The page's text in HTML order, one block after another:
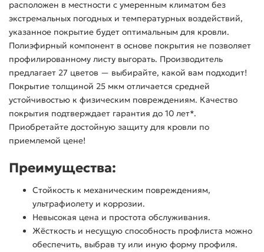
расположен в местности с умеренным климатом без
экстремальных погодных и температурных воздействий,
указанное покрытие будет оптимальным для кровли.
Полиэфирный компонент в основе покрытия не позволяет
профилированному листу выгорать. Производитель
предлагает 27 цветов — выбирайте, какой вам подходит!
Покрытие толщиной 25 мкм отличается средней
устойчивостью к физическим повреждениям. Качество
покрытия подтверждает гарантия до 10 лет*.
Приобретайте достойную защиту для кровли по
приемлемой цене!
Преимущества:
Стойкость к механическим повреждениям,
ультрафиолету и коррозии.
Невысокая цена и простота обслуживания.
Жёсткость и несущую способность профлиста можно
обеспечить, выбрав ту или иную форму профиля.